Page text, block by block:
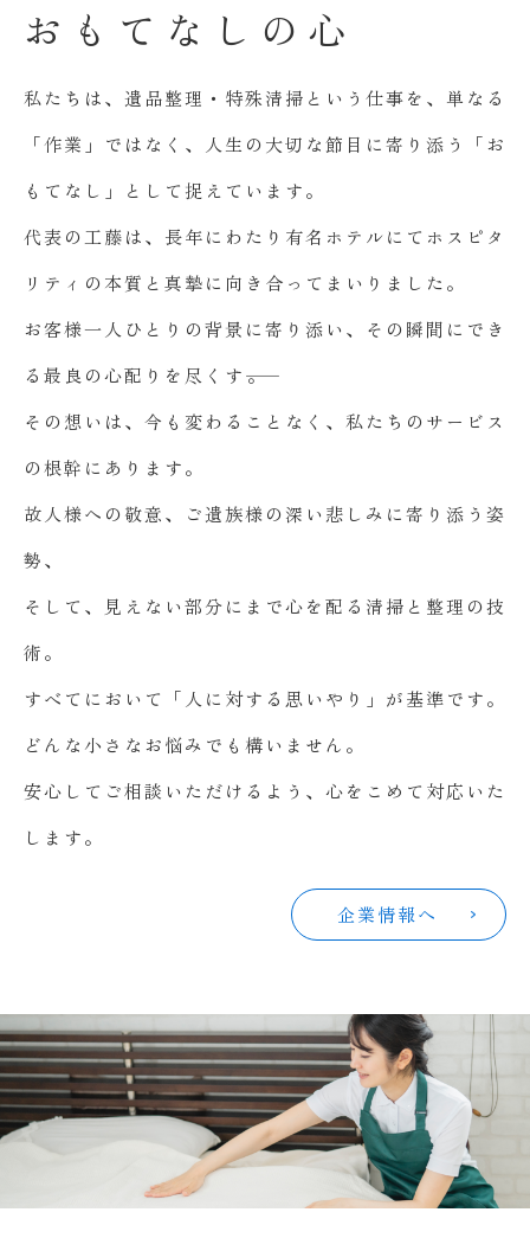
お も て な し の 心
私たちは、遺品整理・特殊清掃という仕事を、単なる
「作業」ではなく、人生の大切な節目に寄り添う「お
もてなし」として捉えています。
代表の工藤は、長年にわたり有名ホテルにてホスピタ
リティの本質と真摯に向き合ってまいりました。
お客様一人ひとりの背景に寄り添い、その瞬間にでき
る最良の心配りを尽くす――。
その想いは、今も変わることなく、私たちのサービス
の根幹にあります。
故人様への敬意、ご遺族様の深い悲しみに寄り添う姿
勢、
そして、見えない部分にまで心を配る清掃と整理の技
術。
すべてにおいて「人に対する思いやり」が基準です。
どんな小さなお悩みでも構いません。
安心してご相談いただけるよう、心をこめて対応いた
します。
企業情報へ